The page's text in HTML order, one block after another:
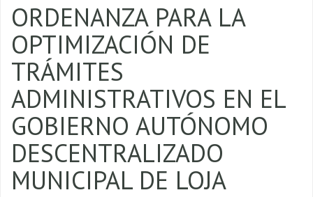
ORDENANZA PARA LA
OPTIMIZACIÓN DE
TRÁMITES
ADMINISTRATIVOS EN EL
GOBIERNO AUTÓNOMO
DESCENTRALIZADO
MUNICIPAL DE LOJA